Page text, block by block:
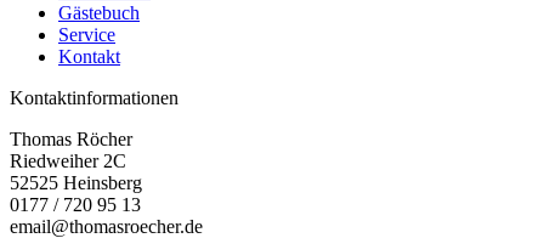
Gästebuch
Service
Kontakt
Kontaktinformationen
Thomas Röcher
Riedweiher 2C
52525 Heinsberg
0177 / 720 95 13
email@thomasroecher.de